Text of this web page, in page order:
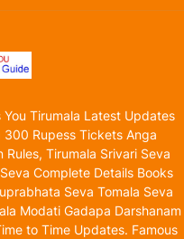
You Tirumala Latest Updates
Rupess Tickets Anga
Tirumala Srivari Seva
Complete Details Books
Seva Tomala Seva
Modati Gadapa Darshanam
to Time Updates. Famous